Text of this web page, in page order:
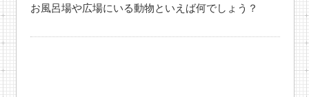
お風呂場や広場にいる動物といえば何でしょう？